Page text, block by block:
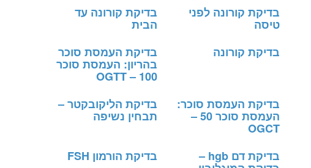
בדיקת קורונה לפני
טיסה
בדיקת קורונה עד
הבית
בדיקת קורונה
בדיקת העמסת סוכר
בהריון: העמסת סוכר
100 – OGTT
בדיקת העמסת סוכר:
העמסת סוכר 50 –
OGCT
בדיקת הליקובקטר –
תבחין נשיפה
בדיקת דם hgb – בדיקת הורמון FSH